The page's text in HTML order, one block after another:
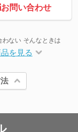
お問い合わせ
わない そんなときは
を見る